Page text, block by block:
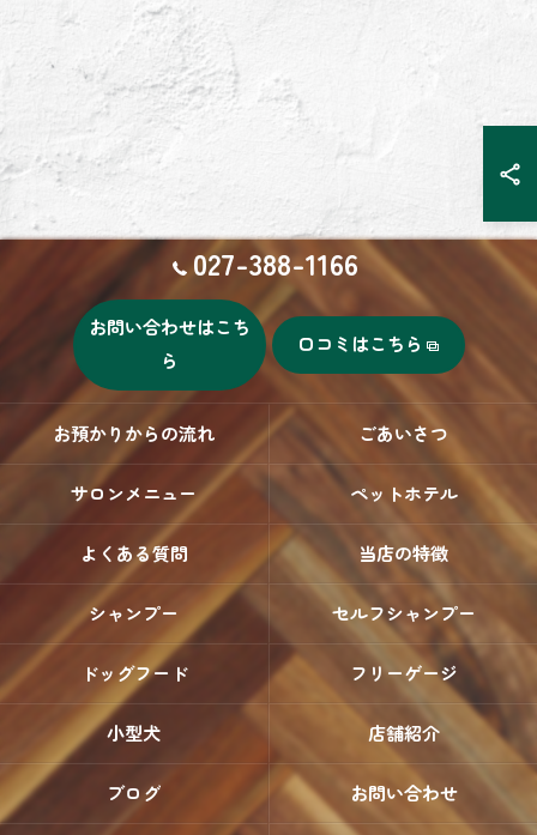
027-388-1166
お問い合わせはこち
ら
口コミはこちら
お預かりからの流れ ごあいさつ
サロンメニュー ペットホテル
よくある質問 当店の特徴
シャンプー セルフシャンプー
ドッグフード フリーゲージ
小型犬 店舗紹介
ブログ お問い合わせ